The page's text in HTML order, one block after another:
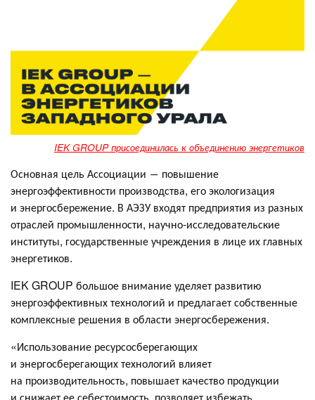
IEK GROUP присоединилась к объединению энергетиков
Основная цель Ассоциации ― повышение
энергоэффективности производства, его экологизация
и энергосбережение. В АЭЗУ входят предприятия из разных
отраслей промышленности, научно-исследовательские
институты, государственные учреждения в лице их главных
энергетиков.
IEK GROUP большое внимание уделяет развитию
энергоэффективных технологий и предлагает собственные
комплексные решения в области энергосбережения.
«Использование ресурсосберегающих
и энергосберегающих технологий влияет
на производительность, повышает качество продукции